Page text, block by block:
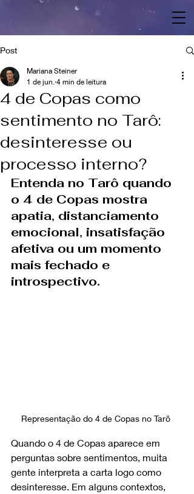
Post
4 de Copas como
sentimento no Tarô:
desinteresse ou
processo interno?
Mariana Steiner
1 de jun. 4 min de leitura
Entenda no Tarô quando
o 4 de Copas mostra
apatia, distanciamento
emocional, insatisfação
afetiva ou um momento
mais fechado e
introspectivo.
Representação do 4 de Copas no Tarô
Quando o 4 de Copas aparece em
perguntas sobre sentimentos, muita
gente interpreta a carta logo como
desinteresse. Em alguns contextos,